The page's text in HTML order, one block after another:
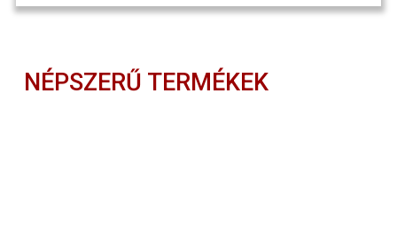
NÉPSZERŰ TERMÉKEK